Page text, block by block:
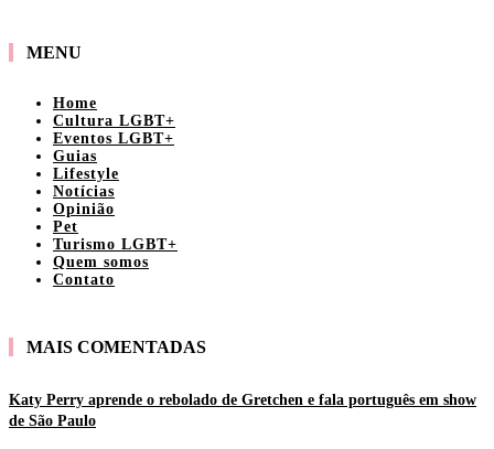
MENU
Home
Cultura LGBT+
Eventos LGBT+
Guias
Lifestyle
Notícias
Opinião
Pet
Turismo LGBT+
Quem somos
Contato
MAIS COMENTADAS
Katy Perry aprende o rebolado de Gretchen e fala português em show
de São Paulo